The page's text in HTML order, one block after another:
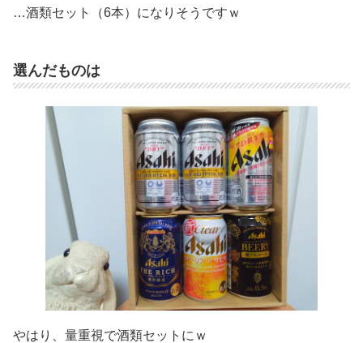
…酒類セット（6本）になりそうですｗ
選んだものは
やはり、量重視で酒類セットにｗ